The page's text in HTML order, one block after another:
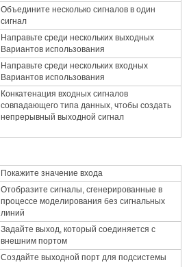
Объедините несколько сигналов в один
сигнал
Направьте среди нескольких выходных
Вариантов использования
Направьте среди нескольких входных
Вариантов использования
Конкатенация входных сигналов
совпадающего типа данных, чтобы создать
непрерывный выходной сигнал
Покажите значение входа
Отобразите сигналы, сгенерированные в
процессе моделирования без сигнальных
линий
Задайте выход, который соединяется с
внешним портом
Создайте выходной порт для подсистемы